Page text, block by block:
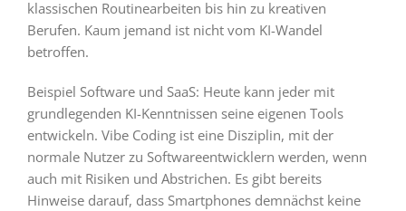
klassischen Routinearbeiten bis hin zu kreativen
Berufen. Kaum jemand ist nicht vom KI-Wandel
betroffen.
Beispiel Software und SaaS: Heute kann jeder mit
grundlegenden KI-Kenntnissen seine eigenen Tools
entwickeln. Vibe Coding ist eine Disziplin, mit der
normale Nutzer zu Softwareentwicklern werden, wenn
auch mit Risiken und Abstrichen. Es gibt bereits
Hinweise darauf, dass Smartphones demnächst keine